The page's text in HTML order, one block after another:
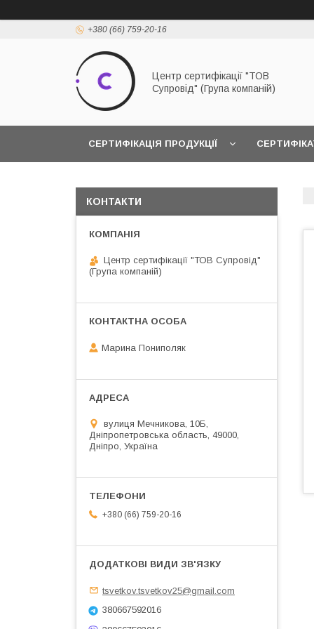
+380 (66) 759-20-16
Центр сертифікації "ТОВ
Супровід" (Група компаній)
СЕРТИФІКАЦІЯ ПРОДУКЦІЇ
КОНТАКТИ
Центр сертифікації "ТОВ Супровід"
(Група компаній)
Марина Пониполяк
вулиця Мечникова, 10Б,
Дніпропетровська область, 49000,
Дніпро, Україна
+380 (66) 759-20-16
tsvetkov.tsvetkov25@gmail.com
380667592016